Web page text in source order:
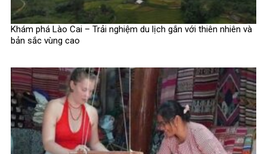
Khám phá Lào Cai – Trải nghiệm du lịch gắn với thiên nhiên và
bản sắc vùng cao